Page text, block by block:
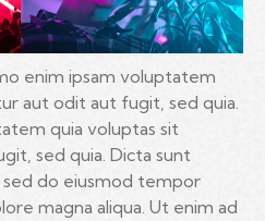
enim ipsam voluptatem
aut odit aut fugit, sed quia.
quia voluptas sit
sed quia. Dicta sunt
sed do eiusmod tempor
magna aliqua. Ut enim ad